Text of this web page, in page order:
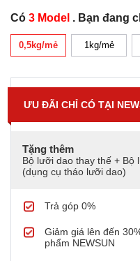
Có 3 Model . Bạn đang
0,5kg/mẻ 1kg/mẻ
ƯU ĐÃI CHỈ CÓ TẠI
Tặng thêm
Bộ lưỡi dao thay thế + Bộ
(dụng cụ tháo lưỡi dao)
Trả góp 0%
Giảm giá lên đến
phẩm NEWSUN